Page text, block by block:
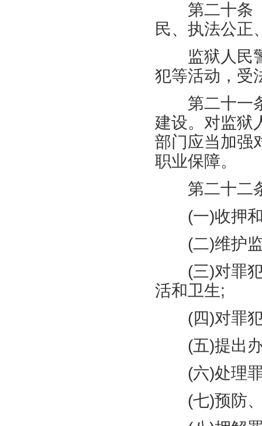
第二十条
民、执法公正
监狱人民警
犯等活动，受
第二十一条
建设。对监狱
部门应当加强
职业保障。
第二十二条
(一)收押
(二)维护
(三)对罪
活和卫生;
(四)对罪
(五)提出
(六)处理
(七)预防